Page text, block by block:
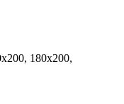
180x200,